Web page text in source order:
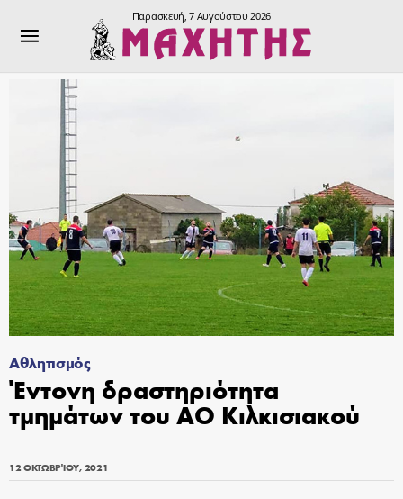
Παρασκευή, 7 Αυγούστου 2026
Αθλητισμός
Έντονη δραστηριότητα
τμημάτων του ΑΟ Κιλκισιακού
12 ΟΚΤΩΒΡΊΟΥ, 2021